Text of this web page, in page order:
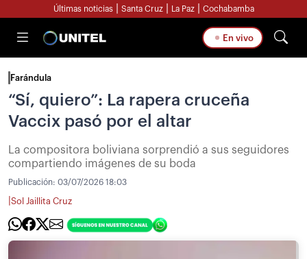
Últimas noticias Santa Cruz La Paz Cochabamba
En vivo
Farándula
“Sí, quiero”: La rapera cruceña
Vaccix pasó por el altar
La compositora boliviana sorprendió a sus seguidores
compartiendo imágenes de su boda
Publicación: 03/07/2026 18:03
Sol Jaillita Cruz